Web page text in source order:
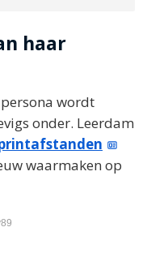
haar
wordt
onder. Leerdam
waarmaken op